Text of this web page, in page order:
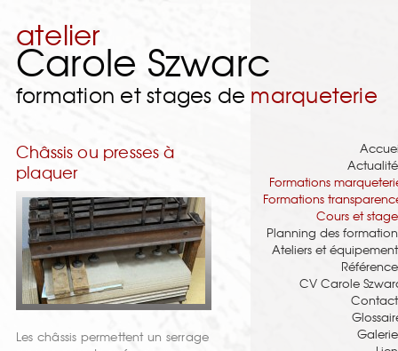
atelier
Carole Szwarc
formation et stages de marqueterie
Châssis ou presses à
plaquer
Les châssis permettent un serrage
Formations
Formations
Cours et
Planning des
Ateliers et
CV Carole